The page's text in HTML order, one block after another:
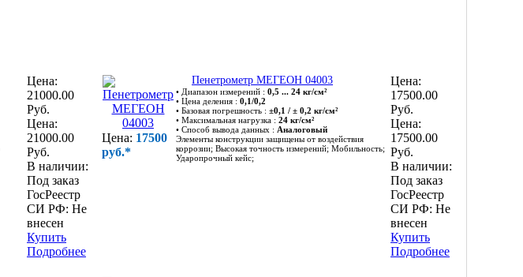
Цена:
21000.00
Руб.
Цена:
21000.00
Руб.
В наличии:
Под заказ
ГосРеестр
СИ РФ: Не
внесен
Купить
Подробнее
Цена: 17500
руб.*
Пенетрометр МЕГЕОН 04003
• Диапазон измерений : 0,5 ... 24 кг/см²
• Цена деления : 0,1/0,2
• Базовая погрешность : ±0,1 / ± 0,2 кг/см²
• Максимальная нагрузка : 24 кг/см²
• Способ вывода данных : Аналоговый
Элементы конструкции защищены от воздействия
коррозии; Высокая точность измерений; Мобильность;
Ударопрочный кейс;
Цена:
17500.00
Руб.
Цена:
17500.00
Руб.
В наличии:
Под заказ
ГосРеестр
СИ РФ: Не
внесен
Купить
Подробнее